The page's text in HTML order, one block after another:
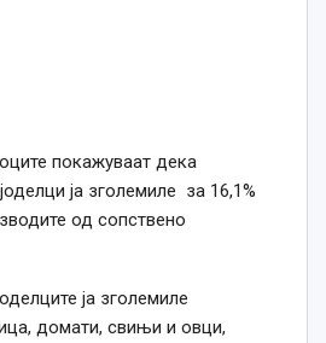
покажуваат дека
ја зголемиле за 16,1%
од сопствено
ја зголемиле
домати, свињи и овци,